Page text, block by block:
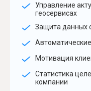
Управление
геосервисах
Защита данных
Мотивация
Статистика
компании